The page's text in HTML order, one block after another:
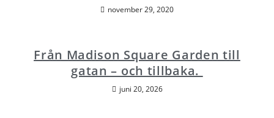
november 29, 2020
Från Madison Square Garden till
gatan – och tillbaka.
juni 20, 2026